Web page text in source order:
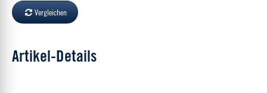
Vergleichen
Artikel-Details